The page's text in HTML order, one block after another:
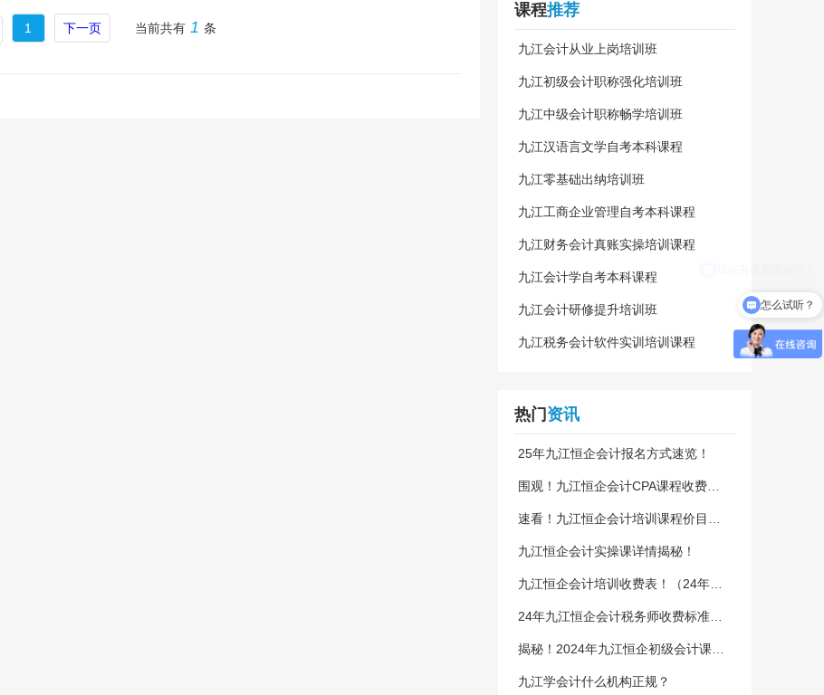
1 下一页 当前共有 1 条
课程推荐
九江会计从业上岗培训班
九江初级会计职称强化培训班
九江中级会计职称畅学培训班
九江汉语言文学自考本科课程
九江零基础出纳培训班
九江工商企业管理自考本科课程
九江财务会计真账实操培训课程
九江会计学自考本科课程
九江会计研修提升培训班
九江税务会计软件实训培训课程
热门 资讯
25年九江恒企会计报名方式速览！
围观！九江恒企会计CPA课程收费明
速看！九江恒企会计培训课程价目
九江恒企会计实操课详情揭秘！
九江恒企会计培训收费表！（24年新
24年九江恒企会计税务师收费标准全
揭秘！2024年九江恒企初级会计课程
九江学会计什么机构正规？
怎么试听？